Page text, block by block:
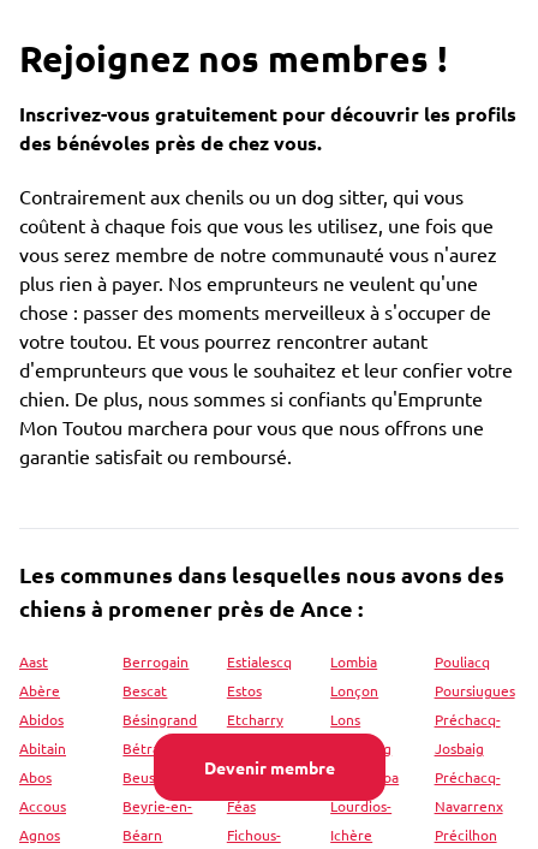
Devenir membre
Rejoignez nos membres !
Inscrivez-vous gratuitement pour découvrir les profils
des bénévoles près de chez vous.
Contrairement aux chenils ou un dog sitter, qui vous
coûtent à chaque fois que vous les utilisez, une fois que
vous serez membre de notre communauté vous n'aurez
plus rien à payer. Nos emprunteurs ne veulent qu'une
chose : passer des moments merveilleux à s'occuper de
votre toutou. Et vous pourrez rencontrer autant
d'emprunteurs que vous le souhaitez et leur confier votre
chien. De plus, nous sommes si confiants qu'Emprunte
Mon Toutou marchera pour vous que nous offrons une
garantie satisfait ou remboursé.
Les communes dans lesquelles nous avons des
chiens à promener près de Ance :
Aast
Abère
Abidos
Abitain
Abos
Accous
Agnos
Berrogain
Bescat
Bésingrand
Bétracq
Beuste
Beyrie-en-
Béarn
Estialescq
Estos
Etcharry
Eysus
Féas
Fichous-
Lombia
Lonçon
Lons
Loubieng
Louhossoa
Lourdios-
Ichère
Pouliacq
Poursiugues
Préchacq-
Josbaig
Préchacq-
Navarrenx
Précilhon